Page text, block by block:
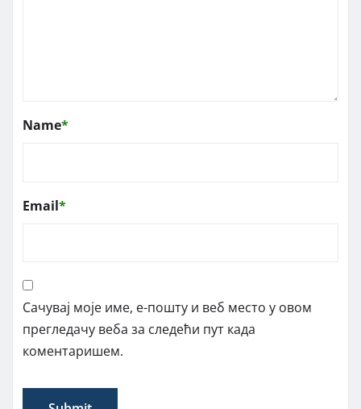
Name*
Email*
Сачувај моје име, е-пошту и веб место у овом
прегледачу веба за следећи пут када
коментаришем.